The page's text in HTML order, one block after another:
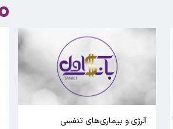
آلرژی و بیماری‌های تنفسی